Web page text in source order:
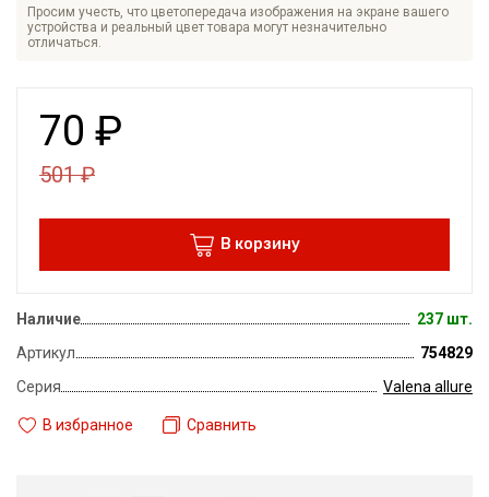
Просим учесть, что цветопередача изображения на экране вашего
устройства и реальный цвет товара могут незначительно
отличаться.
70 ₽
501₽
В корзину
Наличие
237 шт.
Артикул
754829
Серия
Valena allure
В избранное Сравнить